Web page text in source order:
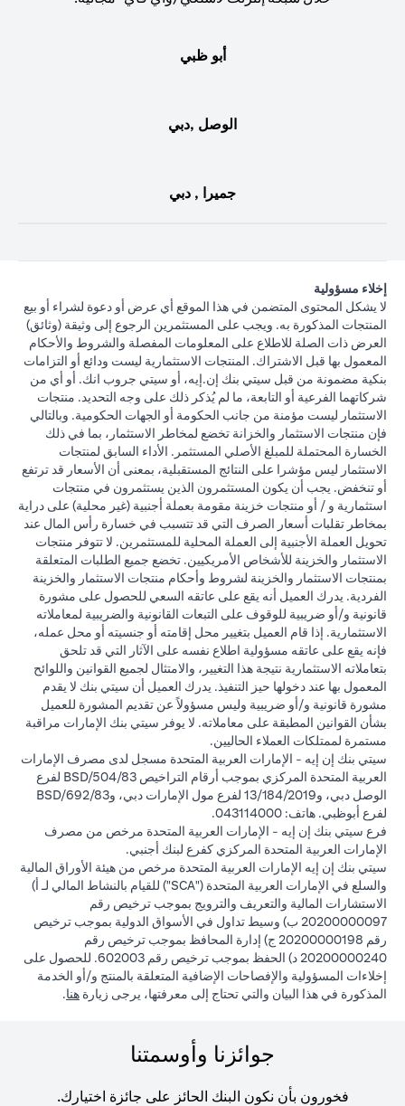
أبو ظبي
الوصل ,دبي
جميرا , دبي
إخلاء مسؤولية
لا يشكل المحتوى المتضمن في هذا الموقع أي عرض أو دعوة لشراء أو بيع
المنتجات المذكورة به. ويجب على المستثمرين الرجوع إلى وثيقة (وثائق)
العرض ذات الصلة للاطلاع على المعلومات المفصلة والشروط والأحكام
المعمول بها قبل الاشتراك. المنتجات الاستثمارية ليست ودائع أو التزامات
بنكية مضمونة من قبل سيتي بنك إن.إيه، أو سيتي جروب انك. أو أي من
شركاتهما الفرعية أو التابعة، ما لم يُذكر ذلك على وجه التحديد. منتجات
الاستثمار ليست مؤمنة من جانب الحكومة أو الجهات الحكومية. وبالتالي
فإن منتجات الاستثمار والخزانة تخضع لمخاطر الاستثمار، بما في ذلك
الخسارة المحتملة للمبلغ الأصلي المستثمر. الأداء السابق لمنتجات
الاستثمار ليس مؤشرا على النتائج المستقبلية، بمعنى أن الأسعار قد ترتفع
أو تنخفض. يجب أن يكون المستثمرون الذين يستثمرون في منتجات
استثمارية و / أو منتجات خزينة مقومة بعملة أجنبية (غير محلية) على دراية
بمخاطر تقلبات أسعار الصرف التي قد تتسبب في خسارة رأس المال عند
تحويل العملة الأجنبية إلى العملة المحلية للمستثمرين. لا تتوفر منتجات
الاستثمار والخزينة للأشخاص الأمريكيين. تخضع جميع الطلبات المتعلقة
بمنتجات الاستثمار والخزينة لشروط وأحكام منتجات الاستثمار والخزينة
الفردية. يدرك العميل أنه يقع على عاتقه السعي للحصول على مشورة
قانونية و/أو ضريبية للوقوف على التبعات القانونية والضريبية لمعاملاته
الاستثمارية. إذا قام العميل بتغيير محل إقامته أو جنسيته أو محل عمله،
فإنه يقع على عاتقه مسؤولية اطلاع نفسه على الآثار التي قد تلحق
بتعاملاته الاستثمارية نتيجة هذا التغيير، والامتثال لجميع القوانين واللوائح
المعمول بها عند دخولها حيز التنفيذ. يدرك العميل أن سيتي بنك لا يقدم
مشورة قانونية و/أو ضريبية وليس مسؤولاً عن تقديم المشورة للعميل
بشأن القوانين المطبقة على معاملاته. لا يوفر سيتي بنك الإمارات مراقبة
مستمرة لممتلكات العملاء الحاليين.
سيتي بنك إن إيه - الإمارات العربية المتحدة مسجل لدى مصرف الإمارات
العربية المتحدة المركزي بموجب أرقام التراخيص BSD/504/83 لفرع
الوصل دبي، و13/184/2019 لفرع مول الإمارات دبي، وBSD/692/83
لفرع أبوظبي. هاتف: 043114000.
فرع سيتي بنك إن إيه - الإمارات العربية المتحدة مرخص من مصرف
الإمارات العربية المتحدة المركزي كفرع لبنك أجنبي.
سيتي بنك إن إيه الإمارات العربية المتحدة مرخص من هيئة الأوراق المالية
والسلع في الإمارات العربية المتحدة ("SCA") للقيام بالنشاط المالي لـ أ)
الاستشارات المالية والتعريف والترويج بموجب ترخيص رقم
20200000097 ب) وسيط تداول في الأسواق الدولية بموجب ترخيص
رقم 20200000198 ج) إدارة المحافظ بموجب ترخيص رقم
20200000240 د) الحفظ بموجب ترخيص رقم 602003. للحصول على
إخلاءات المسؤولية والإفصاحات الإضافية المتعلقة بالمنتج و/أو الخدمة
المذكورة في هذا البيان والتي تحتاج إلى معرفتها، يرجى زيارة هنا.
جوائزنا وأوسمتنا
فخورون بأن نكون البنك الحائز على جائزة اختيارك.